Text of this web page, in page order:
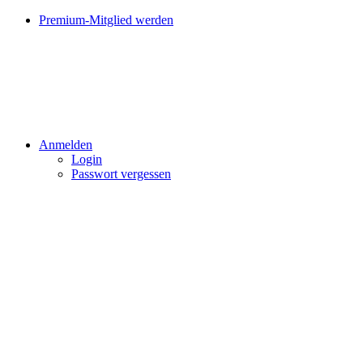
Premium-Mitglied werden
Anmelden
Login
Passwort vergessen